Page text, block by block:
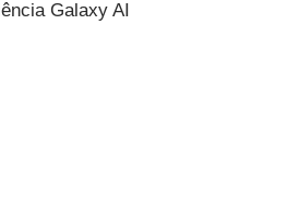
Galaxy AI